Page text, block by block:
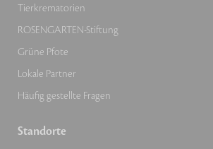
Tierkrematorien
ROSENGARTEN-Stiftung
Grüne Pfote
Lokale Partner
Häufig gestellte Fragen
Standorte